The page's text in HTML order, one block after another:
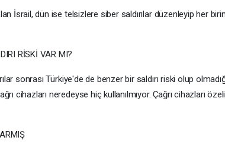
İsrail, dün ise telsizlere siber saldırılar düzenleyip her
RİSKİ VAR MI?
sonrası Türkiye'de de benzer bir saldırı riski olup
cihazları neredeyse hiç kullanılmıyor. Çağrı cihazları